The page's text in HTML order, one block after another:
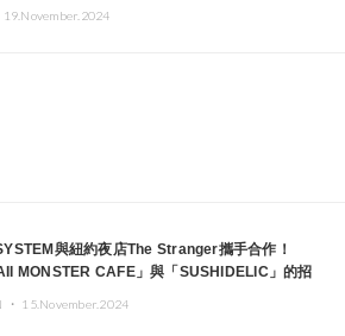
19.November.2024
與紐約夜店The Stranger攜手合作！
MONSTER CAFE」與「SUSHIDELIC」的招
・ 15.November.2024